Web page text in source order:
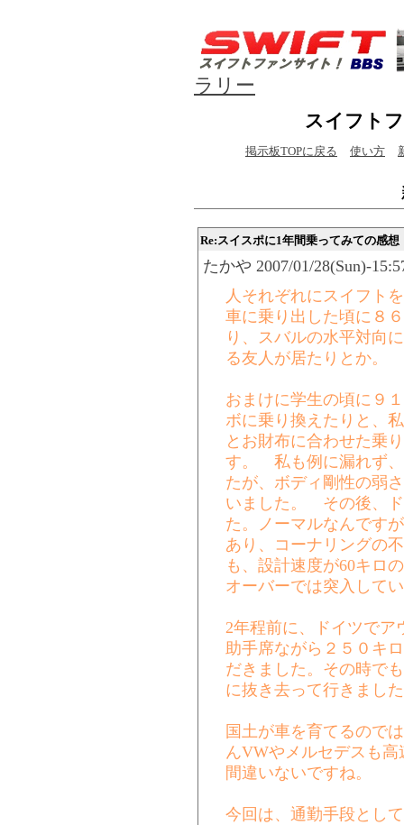
ラリー
スイフト
掲示板TOPに戻る 使い方
Re:スイスポに1年間乗ってみての感想
たかや 2007/01/28(Sun)-
人それぞれにスイフト
車に乗り出した頃に８
り、スバルの水平対向
る友人が居たりとか。
おまけに学生の頃に９
ボに乗り換えたりと、
とお財布に合わせた乗
す。 私も例に漏れず
たが、ボディ剛性の弱
いました。 その後、
た。ノーマルなんです
あり、コーナリングの
も、設計速度が60キロ
オーバーでは突入して
2年程前に、ドイツでア
助手席ながら２５０キ
だきました。その時で
に抜き去って行きまし
国土が車を育てるので
んVWやメルセデスも
間違いないですね。
今回は、通勤手段とし